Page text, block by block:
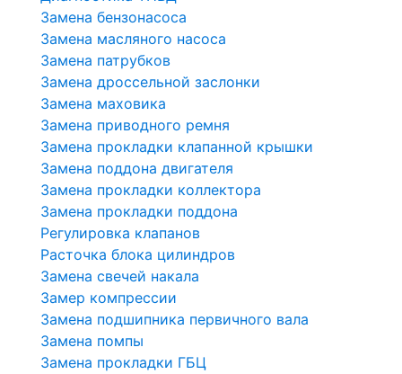
Замена бензонасоса
Замена масляного насоса
Замена патрубков
Замена дроссельной заслонки
Замена маховика
Замена приводного ремня
Замена прокладки клапанной крышки
Замена поддона двигателя
Замена прокладки коллектора
Замена прокладки поддона
Регулировка клапанов
Расточка блока цилиндров
Замена свечей накала
Замер компрессии
Замена подшипника первичного вала
Замена помпы
Замена прокладки ГБЦ